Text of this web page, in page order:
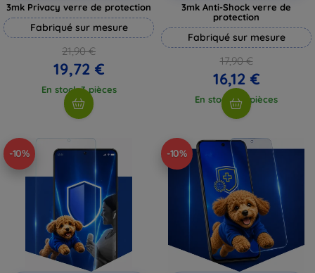
3mk Privacy verre de protection
Fabriqué sur mesure
21,90 €
19,72 €
En stock 3 pièces
3mk Anti-Shock verre de
protection
Fabriqué sur mesure
17,90 €
16,12 €
En stock > 5 pièces
-10% -10%